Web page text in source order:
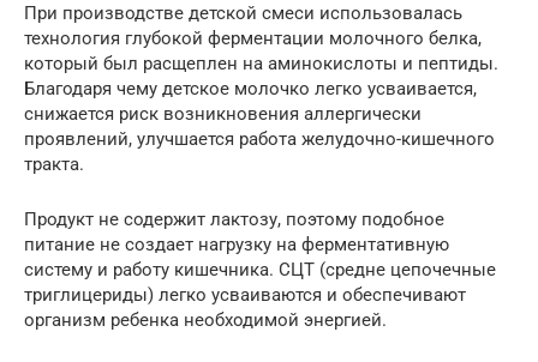
При производстве детской смеси использовалась
технология глубокой ферментации молочного белка,
который был расщеплен на аминокислоты и пептиды.
Благодаря чему детское молочко легко усваивается,
снижается риск возникновения аллергически
проявлений, улучшается работа желудочно-кишечного
тракта.
Продукт не содержит лактозу, поэтому подобное
питание не создает нагрузку на ферментативную
систему и работу кишечника. СЦТ (средне цепочечные
триглицериды) легко усваиваются и обеспечивают
организм ребенка необходимой энергией.